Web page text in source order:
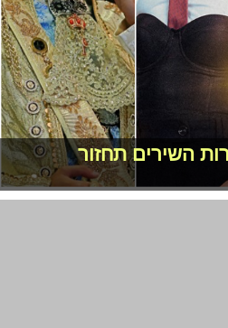
השירים תחזור